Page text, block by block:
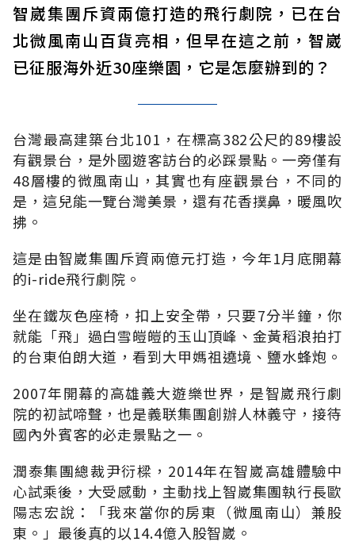
智崴集團斥資兩億打造的飛行劇院，已在台
北微風南山百貨亮相，但早在這之前，智崴
已征服海外近30座樂園，它是怎麼辦到的？
台灣最高建築台北101，在標高382公尺的89樓設
有觀景台，是外國遊客訪台的必踩景點。一旁僅有
48層樓的微風南山，其實也有座觀景台，不同的
是，這兒能一覽台灣美景，還有花香撲鼻，暖風吹
拂。
這是由智崴集團斥資兩億元打造，今年1月底開幕
的i-ride飛行劇院。
坐在鐵灰色座椅，扣上安全帶，只要7分半鐘，你
就能「飛」過白雪皚皚的玉山頂峰、金黃稻浪拍打
的台東伯朗大道，看到大甲媽祖遶境、鹽水蜂炮。
2007年開幕的高雄義大遊樂世界，是智崴飛行劇
院的初試啼聲，也是義联集團創辦人林義守，接待
國內外賓客的必走景點之一。
潤泰集團總裁尹衍樑，2014年在智崴高雄體驗中
心試乘後，大受感動，主動找上智崴集團執行長歐
陽志宏說：「我來當你的房東（微風南山）兼股
東。」最後真的以14.4億入股智崴。